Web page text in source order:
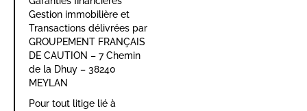
Gestion immobilière et
Transactions délivrées par
GROUPEMENT FRANÇAIS
DE CAUTION – 7 Chemin
de la Dhuy – 38240
MEYLAN
Pour tout litige lié à